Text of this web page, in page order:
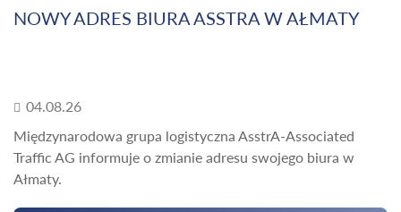
NOWY ADRES BIURA ASSTRA W AŁMATY
04.08.26
Międzynarodowa grupa logistyczna AsstrA-Associated
Traffic AG informuje o zmianie adresu swojego biura w
Ałmaty.